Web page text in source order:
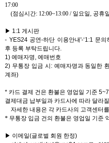
17:00
(점심시간: 12:00~13:00 / 일요일, 공휴
▶ 1:1 게시판
- YES24 공연-하단 이용안내'-‘1:1 문의
후 등록 부탁드립니다.
1) 예매자명, 예매번호
2) 무통장 입금 시 : 예매자명과 동일한
계좌)
* 카드 결제 건은 환불은 영업일 기준 5~7
결제대금 납부일과 카드사에 따라 달라
자세한 내용은 각 카드사의 고객센터
* 무통장 입금 건의 환불은 영업일 기준
▶ 이메일(글로벌 회원 한정)